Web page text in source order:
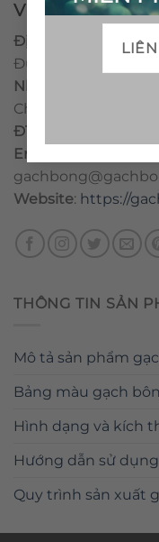
VPĐD - CTY
Địa chỉ:
CCN Quán
Đức, Tỉnh Quảng
Nhà máy miền trung:
Chánh, Huyện Mộ
ĐT
Email
Website: https://
THÔNG TIN SẢN
Mô tả sản phẩm
Bảng màu gạch
Hình dạng và kích
Hướng dẫn sử
Quy trình sản xuất